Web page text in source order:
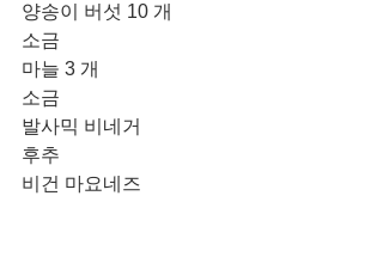
양송이 버섯 10 개
소금
마늘 3 개
소금
발사믹 비네거
후추
비건 마요네즈